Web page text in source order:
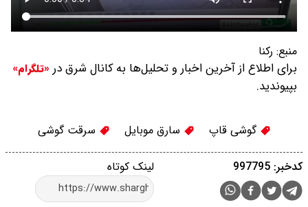
منبع: رکنا
برای اطلاع از آخرین اخبار و تحلیل‌ها به کانال شرق در «تلگرام»
بپیوندید.
گوشی قاپ سارق موبایل سرقت گوشی
لینک کوتاه کدخبر: 997795